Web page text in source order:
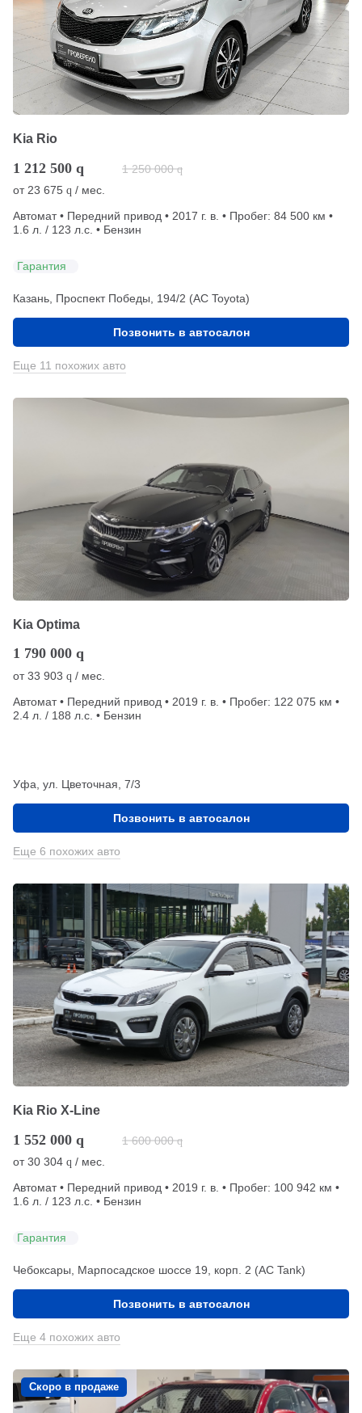
Kia Rio
1 212 500 q 1 250 000 q
от 23 675 q / мес.
Автомат • Передний привод • 2017 г. в. • Пробег: 84 500 км •
1.6 л. / 123 л.с. • Бензин
Гарантия
Казань, Проспект Победы, 194/2 (АС Toyota)
Позвонить в автосалон
Еще 11 похожих авто
Kia Optima
1 790 000 q
от33 903 q / мес.
Автомат • Передний привод • 2019 г. в. • Пробег: 122 075 км •
2.4 л. / 188 л.с. • Бензин
Уфа, ул. Цветочная, 7/3
Позвонить в автосалон
Еще 6 похожих авто
Kia Rio X-Line
1 552 000 q 1 600 000 q
от30 304 q / мес.
Автомат • Передний привод • 2019 г. в. • Пробег: 100 942 км •
1.6 л. / 123 л.с. • Бензин
Гарантия
Чебоксары, Марпосадское шоссе 19, корп. 2 (АС Tank)
Позвонить в автосалон
Еще 4 похожих авто
Скоро в продаже